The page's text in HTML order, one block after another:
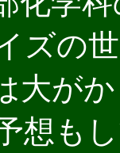
ズの
大が
想も